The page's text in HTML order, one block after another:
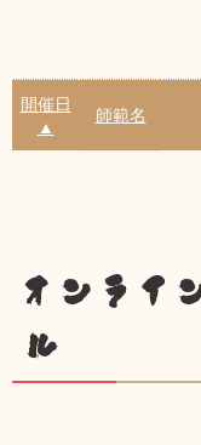
開催日
▲
師範名
オンライ
ル